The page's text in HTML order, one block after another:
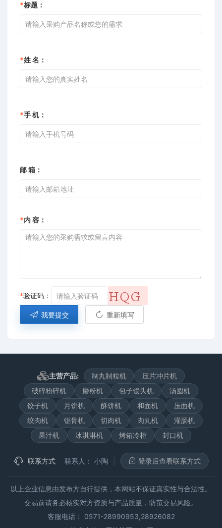
*标题：
*姓 名：
*手 机：
邮 箱：
*内 容：
*验证码：
我要提交 重新填写
主营产品: 制丸制粒机
压片冲片机
破碎粉碎机
磨粉机 包子馒头机
汤圆机
饺子机
月饼机 酥饼机 和面机
压面机
绞肉机
锯骨机 切肉机 肉丸机
灌肠机
果汁机
冰淇淋机 烤箱冷柜 封口机
联系方式 联系人： 小陶 登录后查看联系方式
以上企业信息由发布方自行提供，本网站不保证真实性与合法性。
交易前请务必核实对方资质与产品质量，防范交易风险。
客服电话： 0571-28990953,28926082